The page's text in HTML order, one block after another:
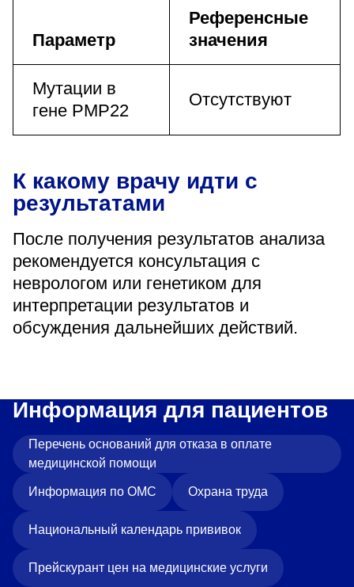
Параметр
Референсные
значения
Мутации в
гене PMP22
Отсутствуют
К какому врачу идти с
результатами
После получения результатов анализа
рекомендуется консультация с
неврологом или генетиком для
интерпретации результатов и
обсуждения дальнейших действий.
Информация для пациентов
Перечень оснований для отказа в оплате
медицинской помощи
Информация по ОМС Охрана труда
Национальный календарь прививок
Прейскурант цен на медицинские услуги